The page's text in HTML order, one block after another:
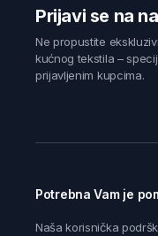
Prijavi se na
Ne propustite
kućnog tekstila –
prijavljenim kupcima.
Potrebna Vam je
Naša korisnička